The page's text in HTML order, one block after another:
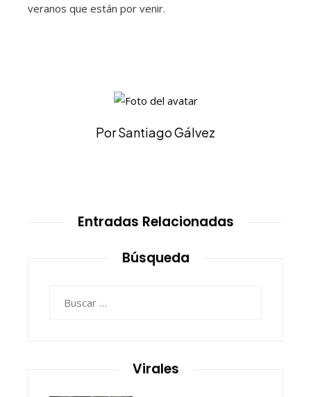
veranos que están por venir.
Por Santiago Gálvez
Entradas Relacionadas
Búsqueda
Virales